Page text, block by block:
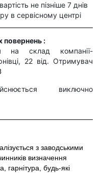
не пізніше 7 днів
в сервісному центрі
повернень :
на склад компанії-
22 від. Отримувач
виключно
з заводськими
визначення
гарнітура, будь-які